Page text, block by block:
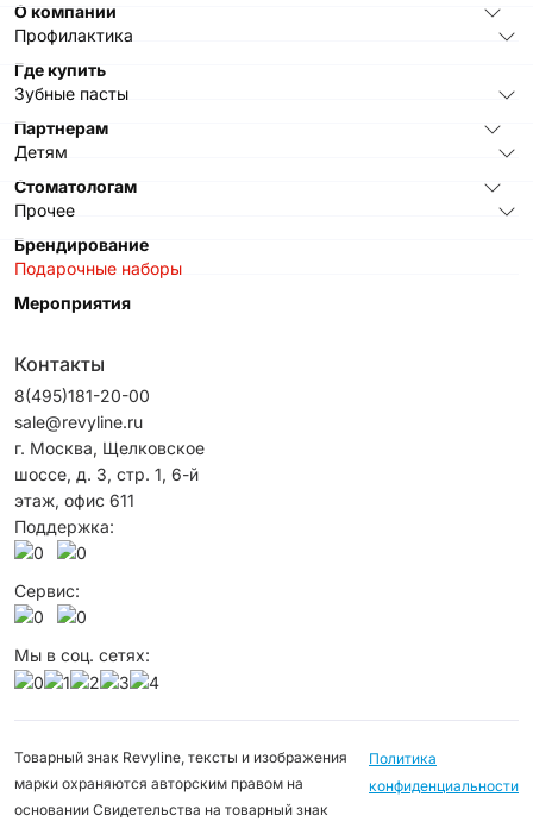
Профилактика
Зубные пасты
Детям
Прочее
Подарочные наборы
О компании
Где купить
Партнерам
Стоматологам
Брендирование
Мероприятия
Контакты
8(495)181-20-00
sale@revyline.ru
г. Москва, Щелковское
шоссе, д. 3, стр. 1, 6-й
этаж, офис 611
Поддержка:
Сервис:
Мы в соц. сетях:
Товарный знак Revyline, тексты и изображения
марки охраняются авторским правом на
основании Свидетельства на товарный знак
Политика
конфиденциальности